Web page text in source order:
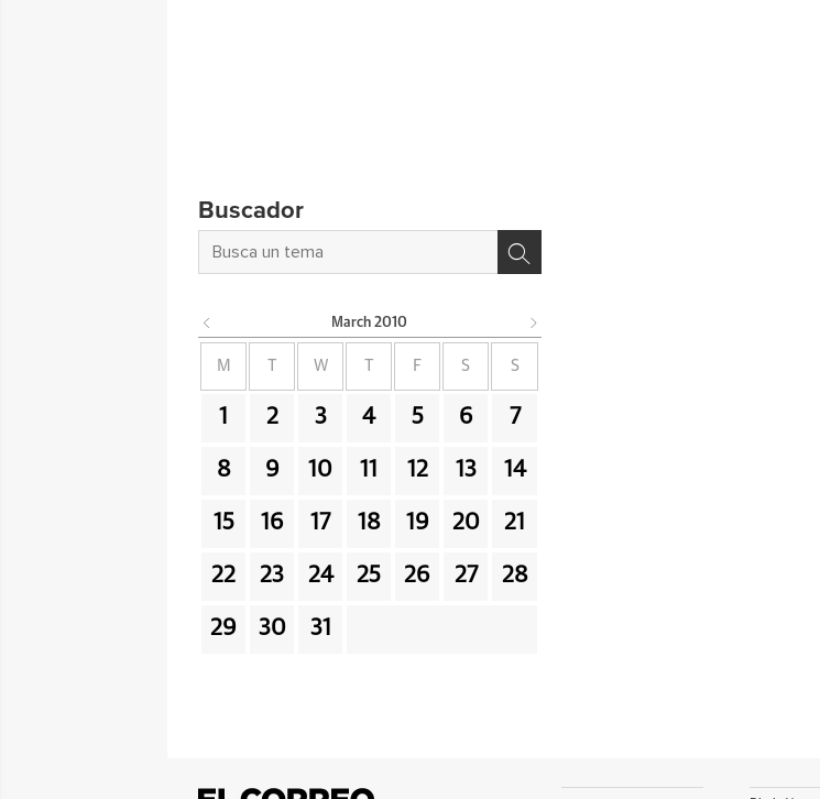
Buscador
March 2010
M W F S S
1 2 3 4 5 6 7
8 9 10 11 12 13 14
15 16 17 18 19 20 21
22 23 24 25 26 27 28
29 30 31